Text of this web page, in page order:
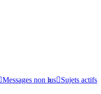
Sujets actifs
Messages non lus